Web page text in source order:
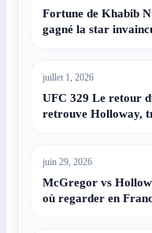
Fortune de Khabib
gagné la star
juillet 1, 2026
UFC 329 Le retour
retrouve Holloway,
juin 29, 2026
McGregor vs
où regarder en